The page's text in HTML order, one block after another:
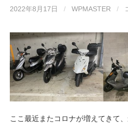
2022年8月17日 / WPMASTER /
ここ最近またコロナが増えてきて